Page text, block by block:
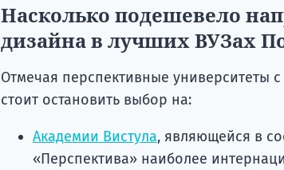
Насколько подешевело
дизайна в лучших ВУЗах
Отмечая перспективные университеты
стоит остановить выбор на:
Академии Вистула, являющейся в
«Перспектива» наиболее